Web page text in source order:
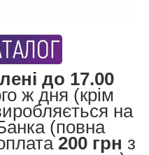
до 17.00
ж дня (крім
на
(повна
200 грн з